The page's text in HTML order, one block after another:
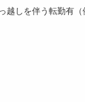
越しを伴う転勤有